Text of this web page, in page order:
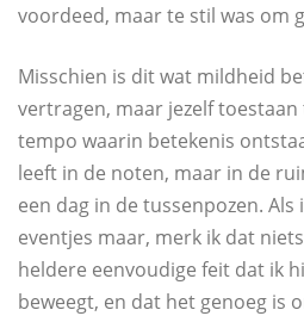
voordeed, maar te stil was om
Misschien is dit wat mildheid
vertragen, maar jezelf
tempo waarin betekenis
leeft in de noten, maar in de
een dag in de tussenpozen. Als
eventjes maar, merk ik dat
heldere eenvoudige feit dat ik
beweegt, en dat het genoeg is